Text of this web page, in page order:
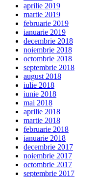
aprilie 2019
martie 2019
februarie 2019
ianuarie 2019
decembrie 2018
noiembrie 2018
octombrie 2018
septembrie 2018
august 2018
iulie 2018
iunie 2018
mai 2018
aprilie 2018
martie 2018
februarie 2018
ianuarie 2018
decembrie 2017
noiembrie 2017
octombrie 2017
septembrie 2017